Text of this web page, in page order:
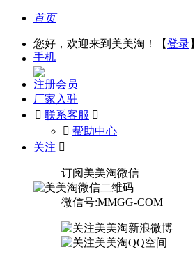
首页
您好，欢迎来到美美淘！【登录】
手机
注册会员
厂家入驻
 联系客服 
󰅃 帮助中心
关注 
订阅美美淘微信
微信号:MMGG-COM